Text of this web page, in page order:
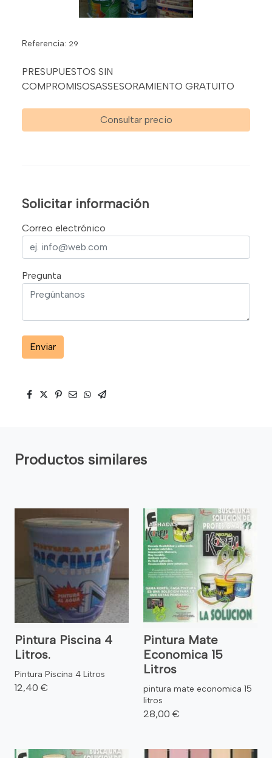
Referencia: 29
PRESUPUESTOS SIN
COMPROMISOSASSESORAMIENTO GRATUITO
Consultar precio
Solicitar información
Correo electrónico
Pregunta
Enviar
Productos similares
Pintura Piscina 4
Litros.
Pintura Piscina 4 Litros
12,40 €
Pintura Mate
Economica 15
Litros
pintura mate economica 15
litros
28,00 €